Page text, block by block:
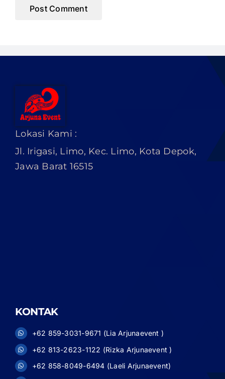
Lokasi Kami :
Jl. Irigasi, Limo, Kec. Limo, Kota Depok,
Jawa Barat 16515
KONTAK
+62 859-3031-9671 (Lia Arjunaevent )
+62 813-2623-1122 (Rizka Arjunaevent )
+62 858-8049-6494 (Laeli Arjunaevent)